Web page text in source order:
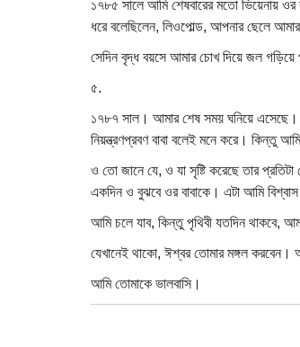
১৭৮৫ সালে আমি শেষবারের মতো ভিয়েনায়
ধরে বলেছিলেন, লিওপোল্ড, আপনার ছেলে
সেদিন বৃদ্ধ বয়সে আমার চোখ দিয়ে জল
৫.
১৭৮৭ সাল। আমার শেষ সময় ঘনিয়ে
নিয়ন্ত্রণপ্রবণ বাবা বলেই মনে করে। কিন্তু
ও তো জানে যে, ও যা সৃষ্টি করেছে তার
একদিন ও বুঝবে ওর বাবাকে। এটা আমি
আমি চলে যাব, কিন্তু পৃথিবী যতদিন থাকবে,
যেখানেই থাকো, ঈশ্বর তোমার মঙ্গল করবেন।
আমি তোমাকে ভালবাসি।